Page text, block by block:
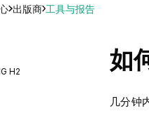
出版商 工具与报告
H2 如
几分钟